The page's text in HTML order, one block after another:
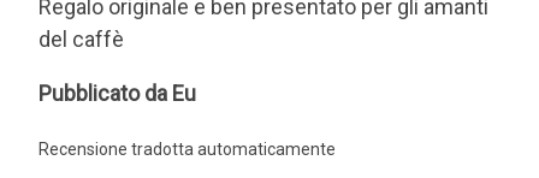
Soddisfazione
José
Pubblicato da José Luis Calvo